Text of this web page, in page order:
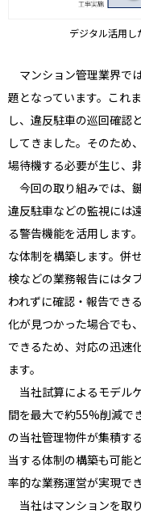
デジタル活用し
マンション管理業界で
題となっています。これ
し、違反駐車の巡回確認
してきました。そのため
場待機する必要が生じ、
今回の取り組みでは、
違反駐車などの監視には
る警告機能を活用します
な体制を構築します。併
検などの業務報告にはタ
われずに確認・報告でき
化が見つかった場合でも
できるため、対応の迅速
ます。
当社試算によるモデル
間を最大で約55%削減で
の当社管理物件が集積す
当する体制の構築も可能
率的な業務運営が実現でき
当社はマンションを取